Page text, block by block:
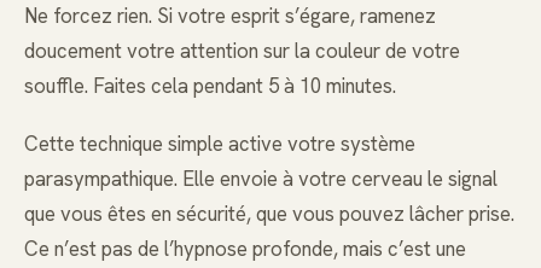
Ne forcez rien. Si votre esprit s’égare, ramenez
doucement votre attention sur la couleur de votre
souffle. Faites cela pendant 5 à 10 minutes.
Cette technique simple active votre système
parasympathique. Elle envoie à votre cerveau le signal
que vous êtes en sécurité, que vous pouvez lâcher prise.
Ce n’est pas de l’hypnose profonde, mais c’est une